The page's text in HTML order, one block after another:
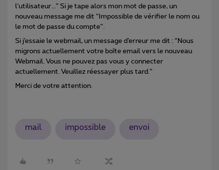
l’utilisateur...” Si je tape alors mon mot de passe, un
nouveau message me dit “Impossible de vérifier le nom ou
le mot de passe du compte”.
Si j’essaie le webmail, un message d’erreur me dit : “Nous
migrons actuellement votre boîte email vers le nouveau
Webmail. Vous ne pouvez pas vous y connecter
actuellement. Veuillez réessayer plus tard.”
Merci de votre attention.
mail impossible envoi